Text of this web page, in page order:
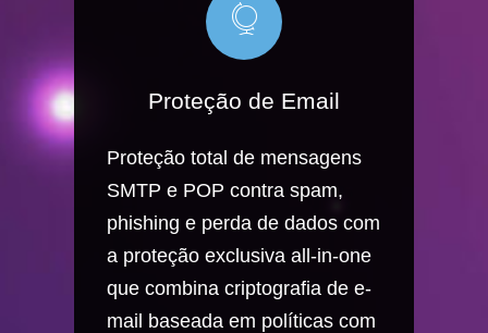
Proteção de Email
Proteção total de mensagens
SMTP e POP contra spam,
phishing e perda de dados com
a proteção exclusiva all-in-one
que combina criptografia de e-
mail baseada em políticas com